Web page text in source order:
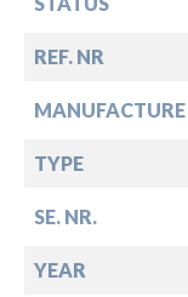
REF. NR
MANUFACTURE
TYPE
SE. NR.
YEAR